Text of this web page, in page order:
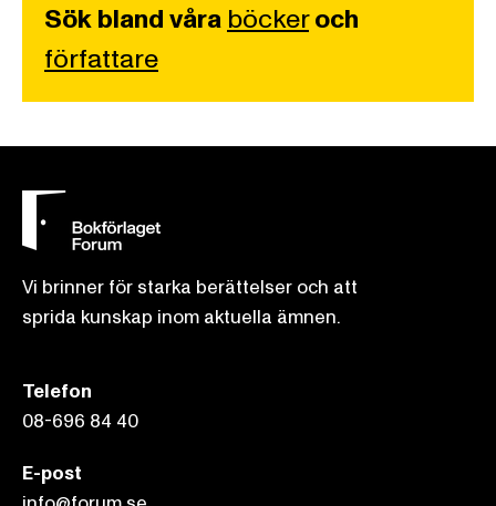
Sök bland våra böckeroch
författare
Vi brinner för starka berättelser och att
sprida kunskap inom aktuella ämnen.
Telefon
08-696 84 40
E-post